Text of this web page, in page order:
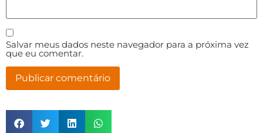
Salvar meus dados neste navegador para a próxima vez
que eu comentar.